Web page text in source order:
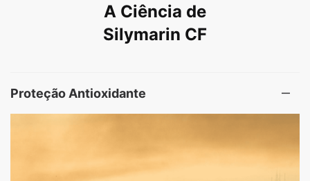
A Ciência de
Silymarin CF
Proteção Antioxidante